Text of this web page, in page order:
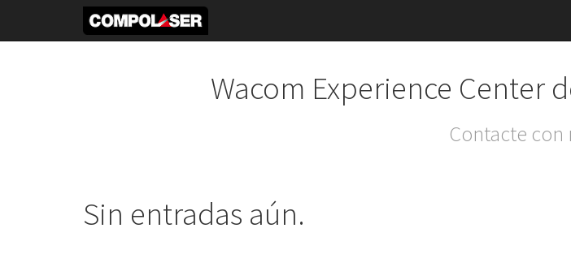
Wacom Experience Center
Contacte
Sin entradas aún.